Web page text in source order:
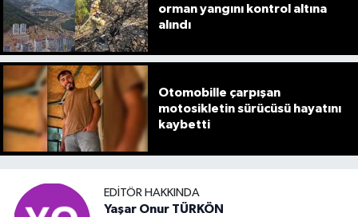
orman yangını kontrol altına
alındı
Otomobille çarpışan
motosikletin sürücüsü hayatını
kaybetti
EDITÖR HAKKINDA
Yaşar Onur TÜRKÖN